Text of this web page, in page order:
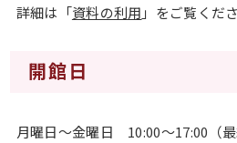
詳細は「資料の利用 」をご覧くだ
開館日
月曜日～金曜日 10:00～17:00（最